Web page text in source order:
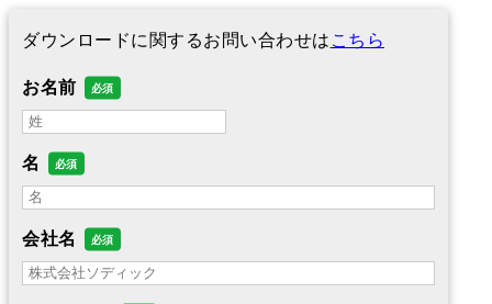
ダウンロードに関するお問い合わせは こちら
お名前
名
会社名